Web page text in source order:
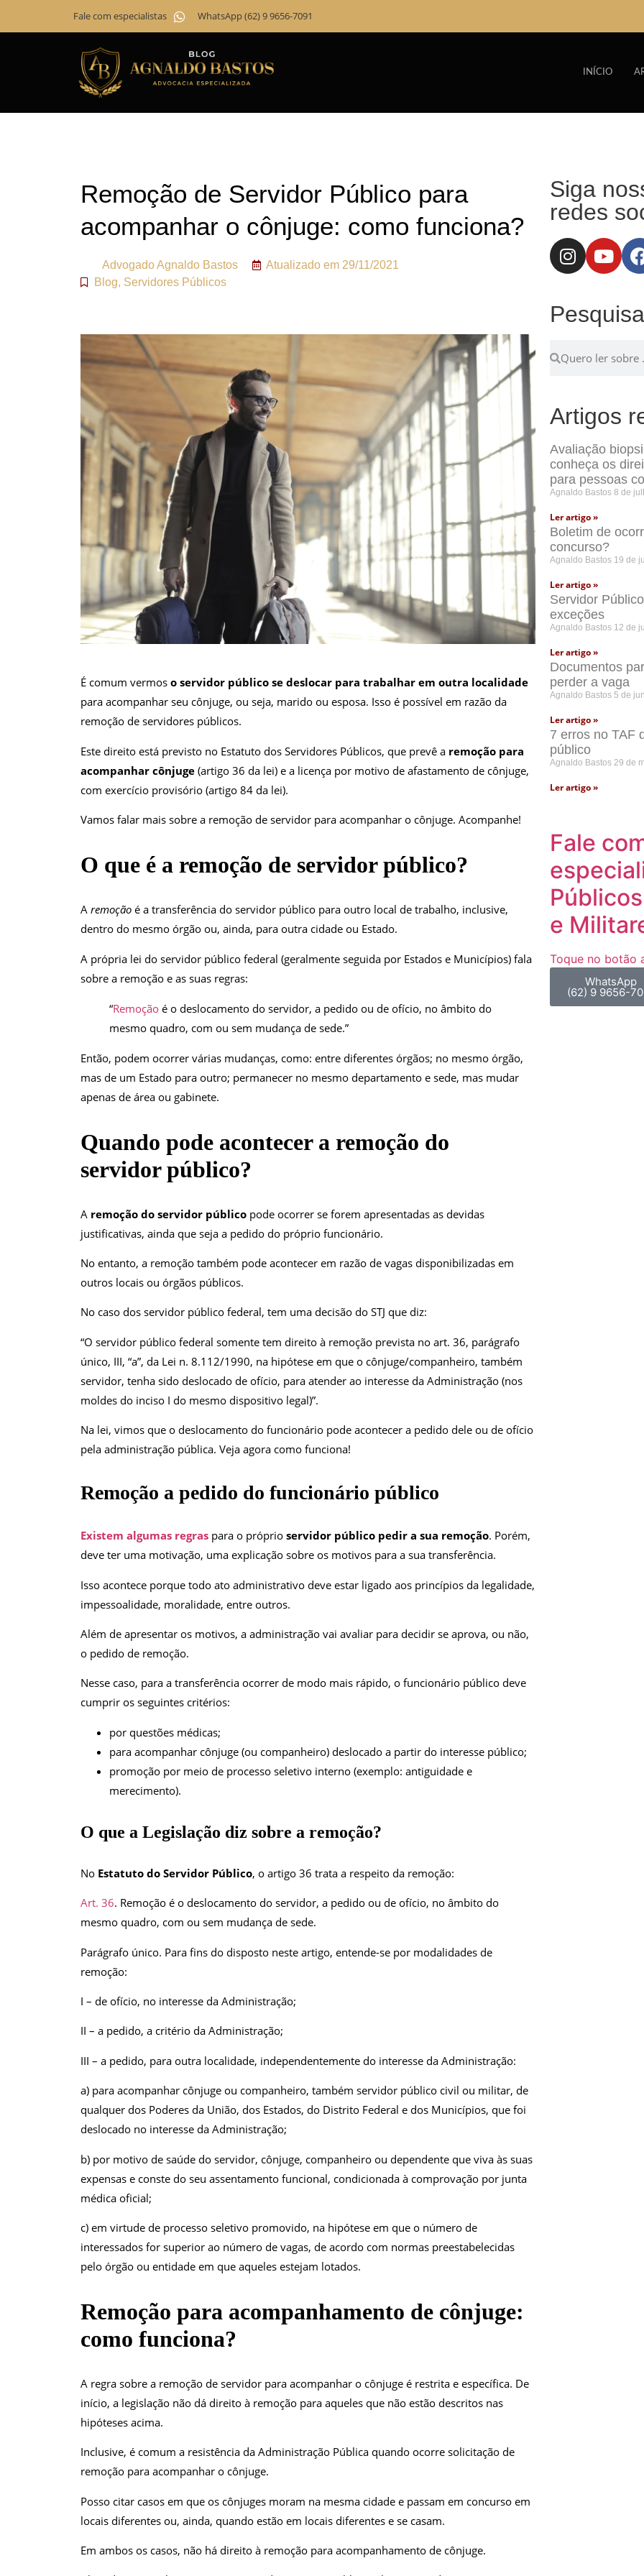
Fale com especialistas WhatsApp (62) 9 9656-7091
INÍCIO
Remoção de Servidor Público para
acompanhar o cônjuge: como funciona?
AdvogadoAgnaldo Bastos Atualizado em 29/11/2021
Blog, Servidores Públicos
É comum vermos o servidor público se deslocar para trabalhar em outra localidade
para acompanhar seu cônjuge, ou seja, marido ou esposa. Isso é possível em razão da
remoção de servidores públicos.
Este direito está previsto no Estatuto dos Servidores Públicos, que prevê a remoção para
acompanhar cônjuge (artigo 36 da lei) e a licença por motivo de afastamento de cônjuge,
com exercício provisório (artigo 84 da lei).
Vamos falar mais sobre a remoção de servidor para acompanhar o cônjuge. Acompanhe!
O que é a remoção de servidor público?
A remoção é a transferência do servidor público para outro local de trabalho, inclusive,
dentro do mesmo órgão ou, ainda, para outra cidade ou Estado.
A própria lei do servidor público federal (geralmente seguida por Estados e Municípios) fala
sobre a remoção e as suas regras:
“Remoção é o deslocamento do servidor, a pedido ou de ofício, no âmbito do
mesmo quadro, com ou sem mudança de sede.”
Então, podem ocorrer várias mudanças, como: entre diferentes órgãos; no mesmo órgão,
mas de um Estado para outro; permanecer no mesmo departamento e sede, mas mudar
apenas de área ou gabinete.
Quando pode acontecer a remoção do
servidor público?
A remoção do servidor público pode ocorrer se forem apresentadas as devidas
justificativas, ainda que seja a pedido do próprio funcionário.
No entanto, a remoção também pode acontecer em razão de vagas disponibilizadas em
outros locais ou órgãos públicos.
No caso dos servidor público federal, tem uma decisão do STJ que diz:
“O servidor público federal somente tem direito à remoção prevista no art. 36, parágrafo
único, III, “a”, da Lei n. 8.112/1990, na hipótese em que o cônjuge/companheiro, também
servidor, tenha sido deslocado de ofício, para atender ao interesse da Administração (nos
moldes do inciso I do mesmo dispositivo legal)”.
Na lei, vimos que o deslocamento do funcionário pode acontecer a pedido dele ou de ofício
pela administração pública. Veja agora como funciona!
Remoção a pedido do funcionário público
Existem algumas regras para o próprio servidor público pedir a sua remoção. Porém,
deve ter uma motivação, uma explicação sobre os motivos para a sua transferência.
Isso acontece porque todo ato administrativo deve estar ligado aos princípios da legalidade,
impessoalidade, moralidade, entre outros.
Além de apresentar os motivos, a administração vai avaliar para decidir se aprova, ou não,
o pedido de remoção.
Nesse caso, para a transferência ocorrer de modo mais rápido, o funcionário público deve
cumprir os seguintes critérios:
por questões médicas;
para acompanhar cônjuge (ou companheiro) deslocado a partir do interesse público;
promoção por meio de processo seletivo interno (exemplo: antiguidade e
merecimento).
O que a Legislação diz sobre a remoção?
No Estatuto do Servidor Público, o artigo 36 trata a respeito da remoção:
Art. 36. Remoção é o deslocamento do servidor, a pedido ou de ofício, no âmbito do
mesmo quadro, com ou sem mudança de sede.
Parágrafo único. Para fins do disposto neste artigo, entende-se por modalidades de
remoção:
I – de ofício, no interesse da Administração;
II – a pedido, a critério da Administração;
III – a pedido, para outra localidade, independentemente do interesse da Administração:
a) para acompanhar cônjuge ou companheiro, também servidor público civil ou militar, de
qualquer dos Poderes da União, dos Estados, do Distrito Federal e dos Municípios, que foi
deslocado no interesse da Administração;
b) por motivo de saúde do servidor, cônjuge, companheiro ou dependente que viva às suas
expensas e conste do seu assentamento funcional, condicionada à comprovação por junta
médica oficial;
c) em virtude de processo seletivo promovido, na hipótese em que o número de
interessados for superior ao número de vagas, de acordo com normas preestabelecidas
pelo órgão ou entidade em que aqueles estejam lotados.
Remoção para acompanhamento de cônjuge:
como funciona?
A regra sobre a remoção de servidor para acompanhar o cônjuge é restrita e específica. De
início, a legislação não dá direito à remoção para aqueles que não estão descritos nas
hipóteses acima.
Inclusive, é comum a resistência da Administração Pública quando ocorre solicitação de
remoção para acompanhar o cônjuge.
Posso citar casos em que os cônjuges moram na mesma cidade e passam em concurso em
locais diferentes ou, ainda, quando estão em locais diferentes e se casam.
Em ambos os casos, não há direito à remoção para acompanhamento de cônjuge.
Siga
redes
Artigos
Avaliação
conheça os
para pessoas
Agnaldo Bastos 8 de
Ler artigo »
Boletim de
concurso?
Agnaldo Bastos 19 de
Ler artigo »
Servidor
exceções
Agnaldo Bastos 12 de
Ler artigo »
Documentos
perder a vaga
Agnaldo Bastos 5 de
Ler artigo »
7 erros no TAF
público
Agnaldo Bastos 29 de
Ler artigo »
Fale
e
Toque no botão
WhatsApp
(62) 9 9656-